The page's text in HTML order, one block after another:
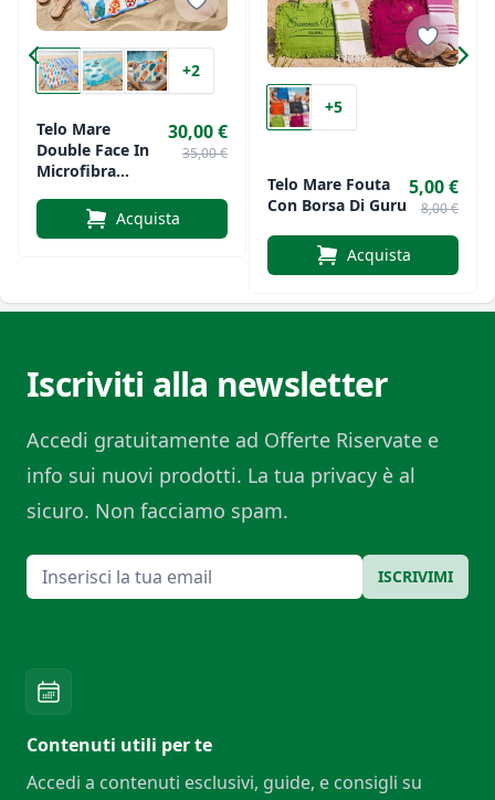
+2
Telo Mare
Double Face In
Microfibra
Compact Dry
30,00 €
35,00 €
Acquista
+5
Telo Mare Fouta
Con Borsa Di Guru
5,00 €
8,00 €
Acquista
Iscriviti alla newsletter
Accedi gratuitamente ad Offerte Riservate e
info sui nuovi prodotti. La tua privacy è al
sicuro. Non facciamo spam.
Email ISCRIVIMI
Contenuti utili per te
Accedi a contenuti esclusivi, guide, e consigli su